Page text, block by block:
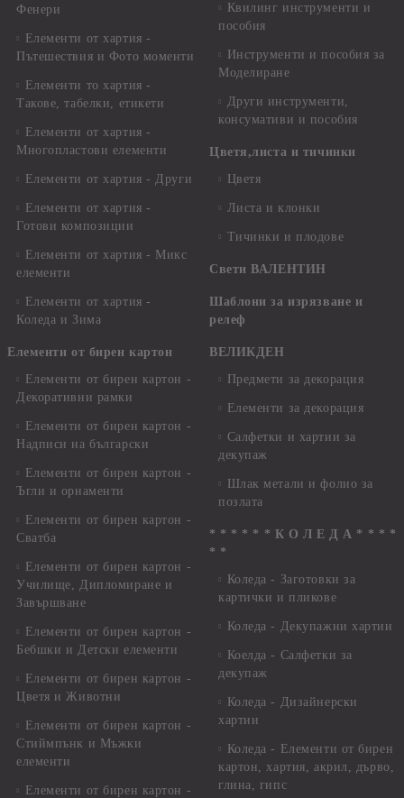
Фенери
Елементи от хартия -
Пътешествия и Фото моменти
Елементи то хартия -
Такове, табелки, етикети
Елементи от хартия -
Многопластови елементи
Елементи от хартия - Други
Елементи от хартия -
Готови композиции
Елементи от хартия - Микс
елементи
Елементи от хартия -
Коледа и Зима
Елементи от бирен картон
Елементи от бирен картон -
Декоративни рамки
Елементи от бирен картон -
Надписи на български
Елементи от бирен картон -
Ъгли и орнаменти
Елементи от бирен картон -
Сватба
Елементи от бирен картон -
Училище, Дипломиране и
Завършване
Елементи от бирен картон -
Бебшки и Детски елементи
Елементи от бирен картон -
Цветя и Животни
Елементи от бирен картон -
Стиймпънк и Мъжки
елементи
Елементи от бирен картон -
Квилинг инструменти и
пособия
Инструменти и пособия за
Моделиране
Други инструменти,
консумативи и пособия
Цветя,листа и тичинки
Цветя
Листа и клонки
Тичинки и плодове
Свети ВАЛЕНТИН
Шаблони за изрязване и
релеф
ВЕЛИКДЕН
Предмети за декорация
Елементи за декорация
Салфетки и хартии за
декупаж
Шлак метали и фолио за
позлата
* * * * * * К О Л Е Д А * * * *
* *
Коледа - Заготовки за
картички и пликове
Коледа - Декупажни хартии
Коелда - Салфетки за
декупаж
Коледа - Дизайнерски
хартии
Коледа - Eлементи от бирен
картон, хартия, акрил, дърво,
глина, гипс